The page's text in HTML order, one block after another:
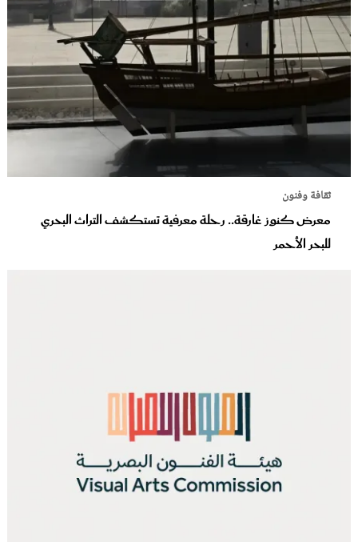
ثقافة وفنون
معرض كنوز غارقة.. رحلة معرفية تستكشف التراث البحري
للبحر الأحمر